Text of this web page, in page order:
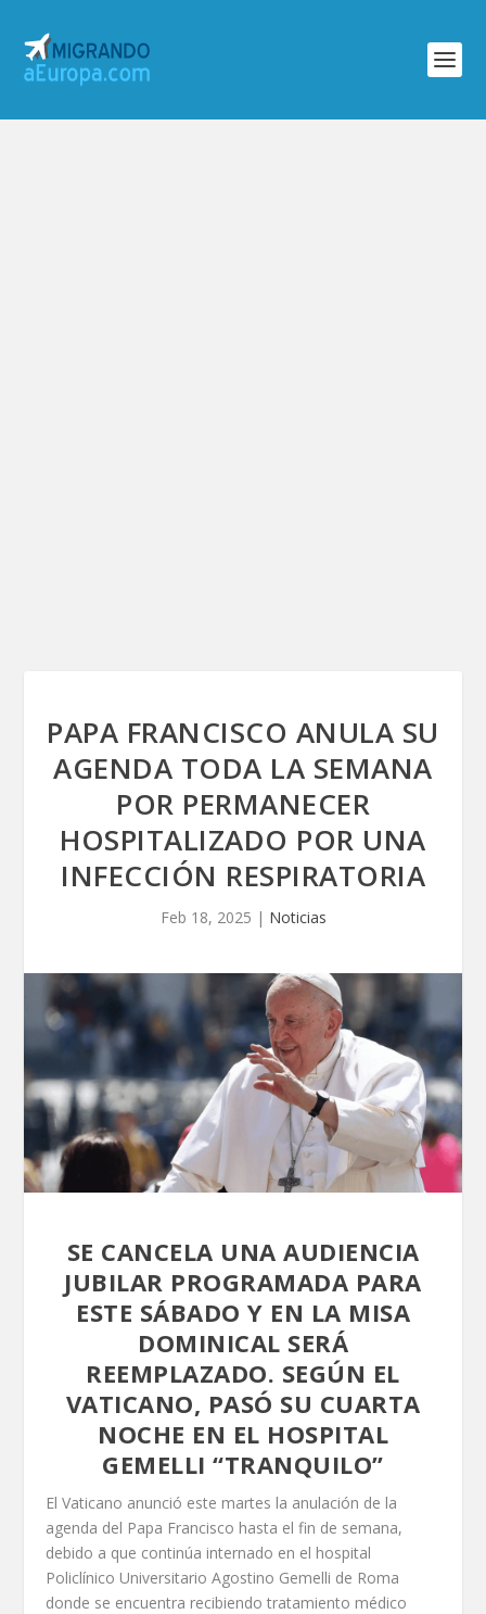
PAPA FRANCISCO ANULA SU
AGENDA TODA LA SEMANA
POR PERMANECER
HOSPITALIZADO POR UNA
INFECCIÓN RESPIRATORIA
Feb 18, 2025 | Noticias
SE CANCELA UNA AUDIENCIA
JUBILAR PROGRAMADA PARA
ESTE SÁBADO Y EN LA MISA
DOMINICAL SERÁ
REEMPLAZADO. SEGÚN EL
VATICANO, PASÓ SU CUARTA
NOCHE EN EL HOSPITAL
GEMELLI “TRANQUILO”
El Vaticano anunció este martes la anulación de la
agenda del Papa Francisco hasta el fin de semana,
debido a que continúa internado en el hospital
Policlínico Universitario Agostino Gemelli de Roma
donde se encuentra recibiendo tratamiento médico